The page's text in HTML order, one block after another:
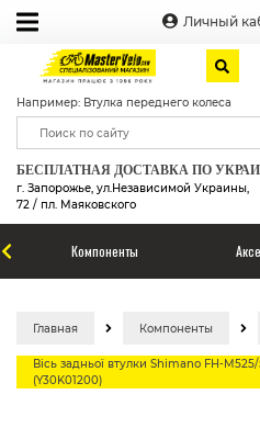
Личный
Например: Втулка переднего колеса
БЕСПЛАТНАЯ ДОСТАВКА ПО
г. Запорожье, ул.Независимой Украины,
72 / пл. Маяковского
Компоненты
Главная Компоненты
Вісь задньої втулки Shimano FH-
(Y30K01200)